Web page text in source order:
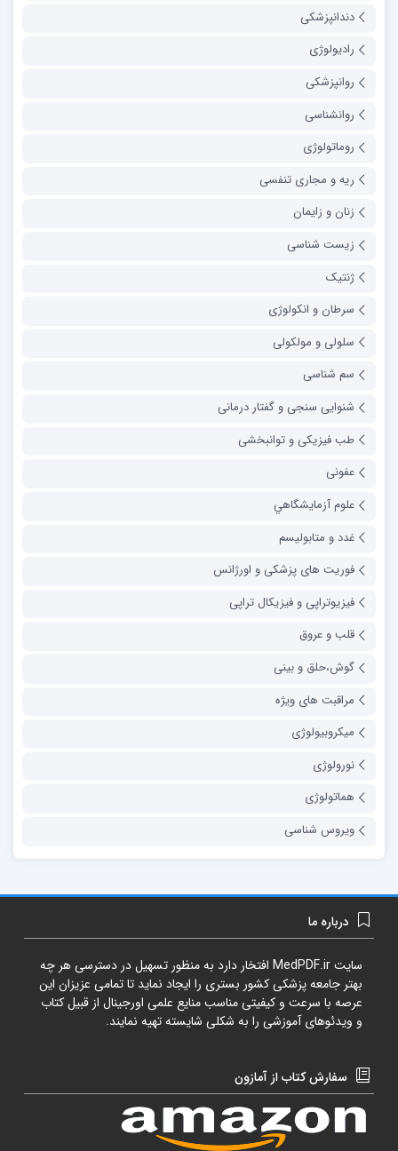
دندانپزشکی
رادیولوژی
روانپزشکی
روانشناسی
روماتولوژی
ریه و مجاری تنفسی
زنان و زایمان
زیست شناسی
ژنتیک
سرطان و انکولوژی
سلولی و مولکولی
سم شناسی
شنوایی سنجی و گفتار درمانی
طب فیزیکی و توانبخشی
عفونی
علوم آزمايشگاهي
غدد و متابولیسم
فوریت های پزشکی و اورژانس
فیزیوتراپی و فیزیکال تراپی
قلب و عروق
گوش،حلق و بینی
مراقبت های ویژه
میکروبیولوژی
نورولوژی
هماتولوژی
ویروس شناسی
درباره ما
سایتMedPDF.ir افتخار دارد به منظور تسهیل در دسترسی هر چه
بهتر جامعه پزشکی کشور بستری را ایجاد نماید تا تمامی عزیزان این
عرصه با سرعت و کیفیتی مناسب منایع علمی اورجینال از قبیل کتاب
و ویدئوهای آموزشی را به شکلی شایسته تهیه نمایند.
سفارش کتاب از آمازون